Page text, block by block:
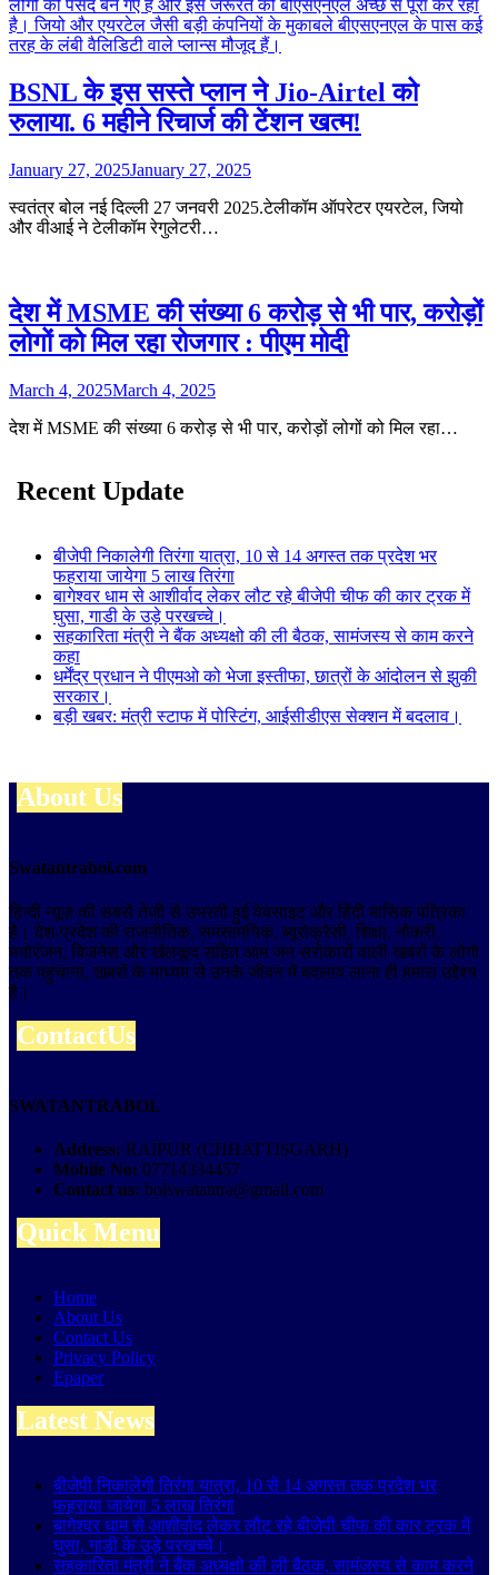
BSNL के इस सस्ते प्लान ने Jio-Airtel को
रुलाया. 6 महीने रिचार्ज की टेंशन खत्म!
January 27, 2025January 27, 2025
स्वतंत्र बोल नई दिल्ली 27 जनवरी 2025.टेलीकॉम ऑपरेटर एयरटेल, जियो
और वीआई ने टेलीकॉम रेगुलेटरी…
देश में MSME की संख्या 6 करोड़ से भी पार, करोड़ों
लोगों को मिल रहा रोजगार : पीएम मोदी
March 4, 2025March 4, 2025
देश में MSME की संख्या 6 करोड़ से भी पार, करोड़ों लोगों को मिल रहा…
Recent Update
बीजेपी निकालेगी तिरंगा यात्रा, 10 से 14 अगस्त तक प्रदेश भर
फहराया जायेगा 5 लाख तिरंगा
बागेश्वर धाम से आशीर्वाद लेकर लौट रहे बीजेपी चीफ की कार ट्रक में
घुसा, गाडी के उड़े परखच्चे।
सहकारिता मंत्री ने बैंक अध्यक्षो की ली बैठक, सामंजस्य से काम करने
कहा
धर्मेंद्र प्रधान ने पीएमओ को भेजा इस्तीफा, छात्रों के आंदोलन से झुकी
सरकार।
बड़ी खबर: मंत्री स्टाफ में पोस्टिंग, आईसीडीएस सेक्शन में बदलाव।
About Us
Swatantrabol.com
हिन्दी न्यूज़ की सबसे तेजी से उभरती हुई वेबसाइट और हिंदी मासिक पत्रिका
है। देश-प्रदेश की राजनीतिक, समसामयिक, ब्यूरोक्रेसी, शिक्षा, नौकरी,
मनोरंजन, बिजनेस और खेलकूद सहित आम जन सरोकारों वाली खबरों के लोगो
तक पहुंचाना, खबरों के माध्यम से उनके जीवन में बदलाव लाना ही हमारा उद्देश्य
है।
ContactUs
SWATANTRABOL
Address: RAIPUR (CHHATTISGARH)
Mobile No: 07714334457
Contact us: bolswatantra@gmail.com
Quick Menu
Home
About Us
Contact Us
Privacy Policy
Epaper
Latest News
बीजेपी निकालेगी तिरंगा यात्रा, 10 से 14 अगस्त तक प्रदेश भर
फहराया जायेगा 5 लाख तिरंगा
बागेश्वर धाम से आशीर्वाद लेकर लौट रहे बीजेपी चीफ की कार ट्रक में
घुसा, गाडी के उड़े परखच्चे।
सहकारिता मंत्री ने बैंक अध्यक्षो की ली बैठक, सामंजस्य से काम करने